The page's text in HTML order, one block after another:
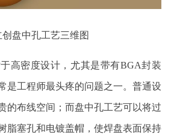
创盘中孔工艺三维图
高密度设计，尤其是带有BGA封装
是工程师最头疼的问题之一。普通设
的布线空间；而盘中孔工艺可以将过
脂塞孔和电镀盖帽，使焊盘表面保持